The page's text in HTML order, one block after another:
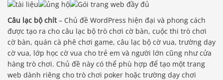
Câu lạc bộ chít– Chủ đề WordPress hiện đại và phong cách
được tạo ra cho câu lạc bộ trò chơi cờ bàn, cuộc thi trò chơi
cờ bàn, quán cà phê chơi game, câu lạc bộ cờ vua, trường dạy
cờ vua, lớp học cờ vua cho trẻ em và người lớn cũng như cửa
hàng trò chơi. Chủ đề này có thể phù hợp để tạo một trang
web dành riêng cho trò chơi poker hoặc trường dạy chơi